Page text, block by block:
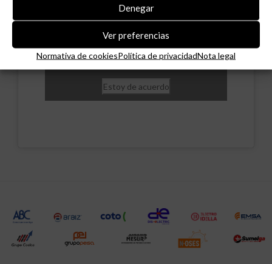
Denegar
Ver preferencias
Normativa de cookiesPolítica de privacidadNota legal
Tweets de grudilec
Haz clic en «Estoy de acuerdo» para activar
Twitter
Estoy de acuerdo